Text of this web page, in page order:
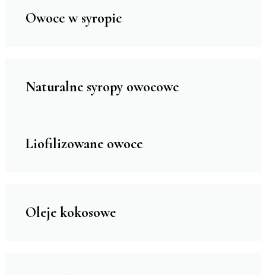
Owoce w syropie
Naturalne syropy owocowe
Liofilizowane owoce
Oleje kokosowe